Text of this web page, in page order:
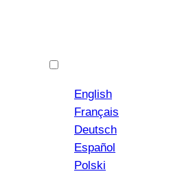
English
Français
Deutsch
Español
Polski